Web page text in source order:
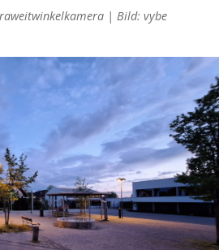
| Bild: vybe